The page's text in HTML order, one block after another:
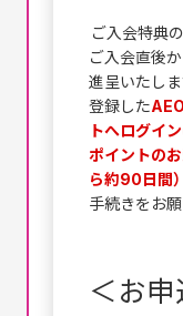
ご入会特典
ご入会直後
進呈いたし
登録した
トへログイ
ポイントの
ら約90日間
手続きをお願
＜お